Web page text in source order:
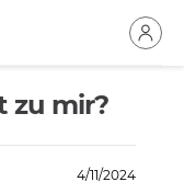
zu mir?
4/11/2024